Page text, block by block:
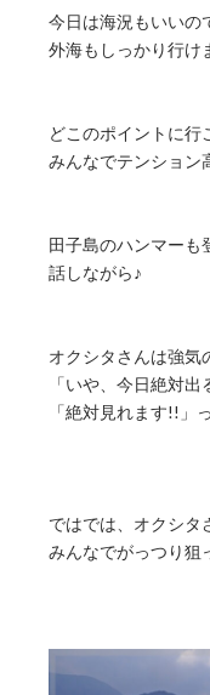
今日は海況もいいの
外海もしっかり行け
どこのポイントに行
みんなでテンション
田子島のハンマーも
話しながら♪
オクシタさんは強気
「いや、今日絶対
「絶対見れます!!」
ではでは、オクシタ
みんなでがっつり狙